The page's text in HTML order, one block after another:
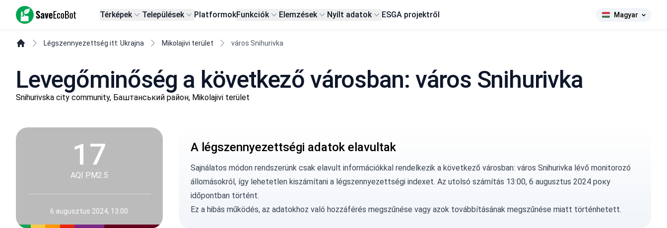
SaveEcoBot Térképek Települések PlatformokFunkciók Elemzések Nyílt adatok ESGA projektről Magyar
Légszennyezettség itt: Ukrajna Mikolajivi terület város Snihurivka
Levegőminőség a következő városban: város Snihurivka
Snihurivska city community, Баштанський район, Mikolajivi terület
17
AQI PM2.5
6 augusztus 2024, 13:00
A légszennyezettségi adatok elavultak
Sajnálatos módon rendszerünk csak elavult információkkal rendelkezik a következő városban: város Snihurivka lévő monitorozó
állomásokról, így lehetetlen kiszámítani a légszennyezettségi indexet. Az utolsó számítás 13:00, 6 augusztus 2024 року
időpontban történt.
Ez a hibás működés, az adatokhoz való hozzáférés megszűnése vagy azok továbbításának megszűnése miatt történhetett.